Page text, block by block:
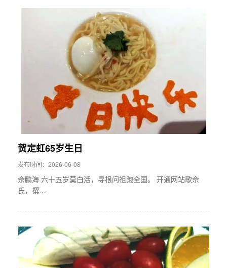
贺定虹65岁生日
发布时间：2026-06-08
佘鹏海 六十五岁莫白活，寻根问祖跑全国。 开通网站歌佘
氏，撰…